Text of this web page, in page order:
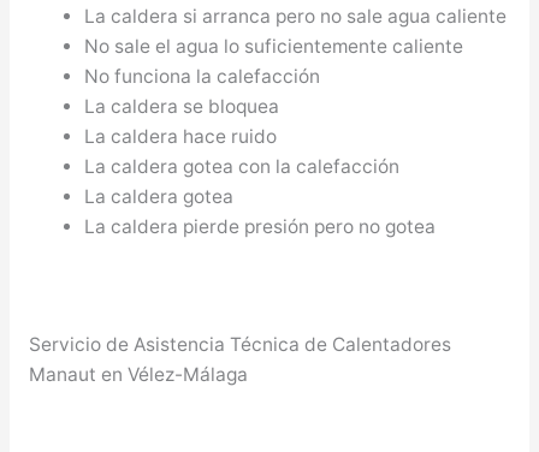
La caldera si arranca pero no sale agua caliente
No sale el agua lo suficientemente caliente
No funciona la calefacción
La caldera se bloquea
La caldera hace ruido
La caldera gotea con la calefacción
La caldera gotea
La caldera pierde presión pero no gotea
Servicio de Asistencia Técnica de Calentadores
Manaut en Vélez-Málaga